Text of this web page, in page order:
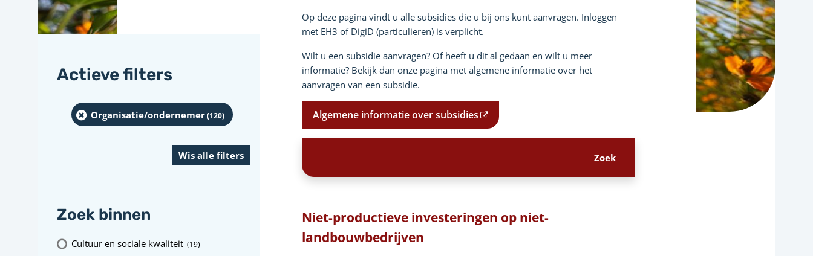
Op deze pagina vindt u alle subsidies die u bij ons kunt aanvragen. Inloggen
met EH3 of DigiD (particulieren) is verplicht.
Wilt u een subsidie aanvragen? Of heeft u dit al gedaan en wilt u meer
informatie? Bekijk dan onze pagina met algemene informatie over het
aanvragen van een subsidie.
Algemene informatie over subsidies
Niet-productieve investeringen op niet-
landbouwbedrijven
Actieve filters
Organisatie/ondernemer(120)
Zoek binnen
Cultuur en sociale kwaliteit (19)